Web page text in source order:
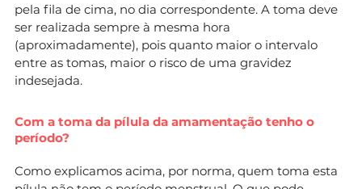
pela fila de cima, no dia correspondente. A toma deve
ser realizada sempre à mesma hora
(aproximadamente), pois quanto maior o intervalo
entre as tomas, maior o risco de uma gravidez
indesejada.
Com a toma da pílula da amamentação tenho o
período?
Como explicamos acima, por norma, quem toma esta